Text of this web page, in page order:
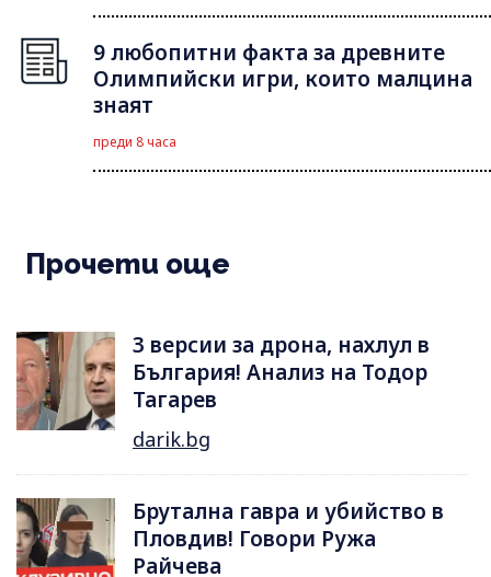
9 любопитни факта за древните
Олимпийски игри, които малцина
знаят
преди 8 часа
Прочети още
3 версии за дрона, нахлул в
България! Анализ на Тодор
Тагарев
darik.bg
Брутална гавра и убийство в
Пловдив! Говори Ружа
Райчева